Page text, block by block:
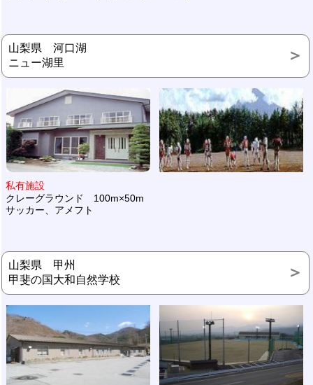
山梨県 河口湖
ニュー湖里
私有施設
クレーグラウンド 100m×50m
サッカー、アメフト
山梨県 甲州
甲斐の国大和自然学校